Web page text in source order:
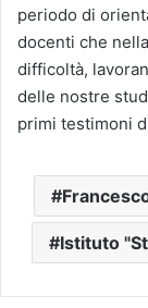
periodo di
docenti che
difficoltà,
delle nostre
primi testimoni
Istituto